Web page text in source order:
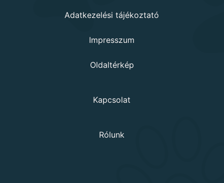
Adatkezelési tájékoztató
Impresszum
Oldaltérkép
Kapcsolat
Rólunk